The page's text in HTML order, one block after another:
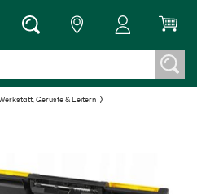
Gerüste & Leitern